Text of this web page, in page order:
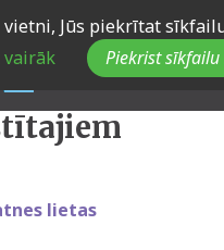
Jūs piekrītat
vairāk
Piekrist
lietas
IZM
ar jaunatni